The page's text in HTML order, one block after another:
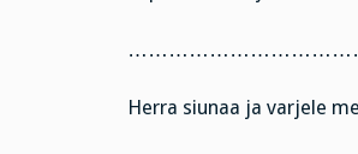
Herra siunaa ja varjele